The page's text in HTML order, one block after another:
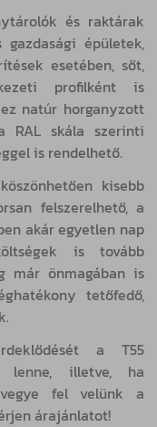
és raktárak
épületek,
esetében, sőt,
profilként is
natúr horganyzott
RAL skála szerinti
is rendelhető.
kisebb
felszerelhető, a
akár egyetlen nap
is tovább
már önmagában is
tetőfedő,
a T55
lenne, illetve, ha
fel velünk a
árajánlatot!